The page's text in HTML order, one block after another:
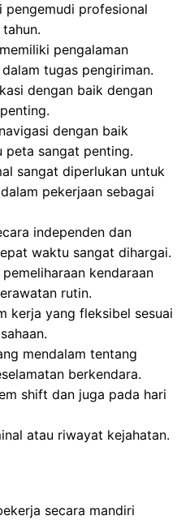
pengemudi profesional
pengalaman
tugas pengiriman.
dengan baik dengan
dengan baik
peta sangat penting.
sangat diperlukan untuk
pekerjaan sebagai
independen dan
waktu sangat dihargai.
kendaraan
rutin.
kerja yang fleksibel sesuai
mendalam tentang
berkendara.
shift dan juga pada hari
atau riwayat kejahatan.
secara mandiri